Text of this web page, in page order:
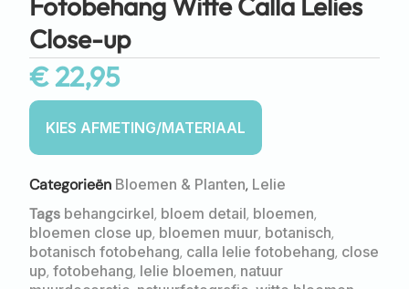
Close-up
€22,95
Categorieën Bloemen & Planten, Lelie
Tags behangcirkel, bloem detail, bloemen,
bloemen close up, bloemen muur, botanisch,
botanisch fotobehang, calla lelie fotobehang, close
up, fotobehang, lelie bloemen, natuur